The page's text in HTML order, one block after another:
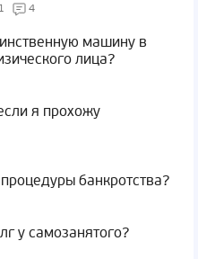
4
машину в
лица?
я прохожу
банкротства?
у самозанятого?